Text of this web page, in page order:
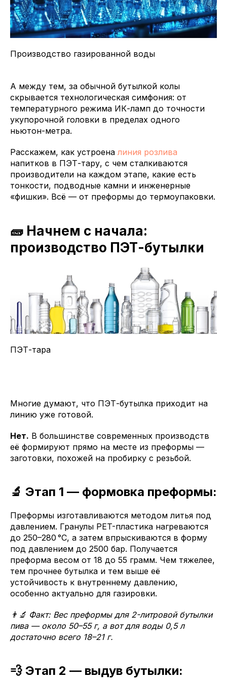
Производство газированной воды
А между тем, за обычной бутылкой колы
скрывается технологическая симфония: от
температурного режима ИК-ламп до точности
укупорочной головки в пределах одного
ньютон-метра.
Расскажем, как устроена линия розлива
напитков в ПЭТ-тару, с чем сталкиваются
производители на каждом этапе, какие есть
тонкости, подводные камни и инженерные
«фишки». Всё — от преформы до термоупаковки.
🧱 Начнем с начала:
производство ПЭТ-бутылки
ПЭТ-тара
Многие думают, что ПЭТ-бутылка приходит на
линию уже готовой.
Нет. В большинстве современных производств
её формируют прямо на месте из преформы —
заготовки, похожей на пробирку с резьбой.
🔬 Этап 1 — формовка преформы:
Преформы изготавливаются методом литья под
давлением. Гранулы PET-пластика нагреваются
до 250–280 °C, а затем впрыскиваются в форму
под давлением до 2500 бар. Получается
преформа весом от 18 до 55 грамм. Чем тяжелее,
тем прочнее бутылка и тем выше её
устойчивость к внутреннему давлению,
особенно актуально для газировки.
👨🔬 Факт: Вес преформы для 2-литровой бутылки
пива — около 50–55 г, а вот для воды 0,5 л
достаточно всего 18–21 г.
💨 Этап 2 — выдув бутылки: